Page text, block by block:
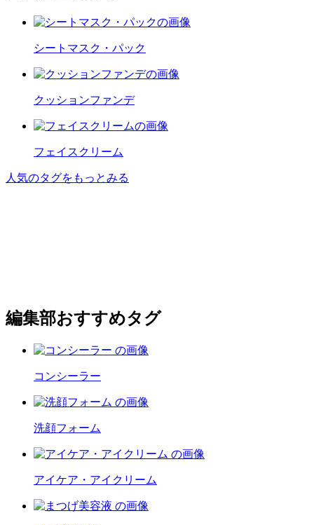
シートマスク・パック
クッションファンデ
フェイスクリーム
人気のタグをもっとみる
編集部おすすめタグ
コンシーラー
洗顔フォーム
アイケア・アイクリーム